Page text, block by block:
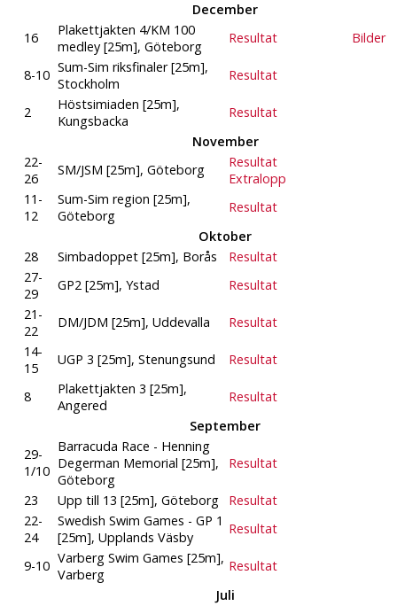
December
16
Plakettjakten 4/KM 100
medley [25m], Göteborg
Resultat Bilder
8-10 Sum-Sim riksfinaler [25m],
Stockholm
Resultat
2
Höstsimiaden [25m],
Kungsbacka
Resultat
November
22-
26
SM/JSM [25m], Göteborg
Resultat
Extralopp
11-
12
Sum-Sim region [25m],
Göteborg
Resultat
Oktober
28
Simbadoppet [25m], Borås
Resultat
27-
29
GP2 [25m], Ystad
Resultat
21-
22
DM/JDM [25m], Uddevalla
Resultat
14-
15
UGP 3 [25m], Stenungsund Resultat
8
Plakettjakten 3 [25m],
Angered
Resultat
September
29-
1/10
Barracuda Race - Henning
Degerman Memorial [25m],
Göteborg
Resultat
23 Upp till 13 [25m], Göteborg
Resultat
22-
24
Swedish Swim Games - GP 1
[25m], Upplands Väsby
Resultat
9-10 Varberg Swim Games [25m],
Varberg
Resultat
Juli